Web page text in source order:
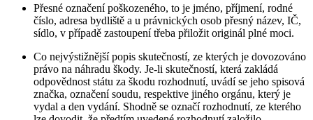
Přesné označení poškozeného, to je jméno, příjmení, rodné
číslo, adresa bydliště a u právnických osob přesný název, IČ,
sídlo, v případě zastoupení třeba přiložit originál plné moci.
Co nejvýstižnější popis skutečností, ze kterých je dovozováno
právo na náhradu škody. Je-li skutečností, která zakládá
odpovědnost státu za škodu rozhodnutí, uvádí se jeho spisová
značka, označení soudu, respektive jiného orgánu, který je
vydal a den vydání. Shodně se označí rozhodnutí, ze kterého